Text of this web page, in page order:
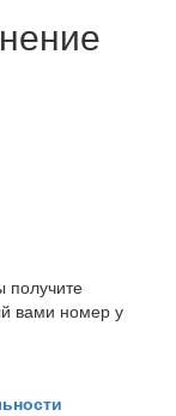
получите
вами номер у